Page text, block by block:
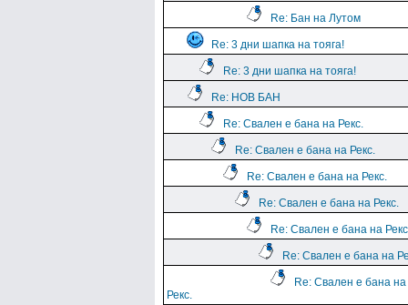
Re: Бан на Лутом
Re: 3 дни шапка на тояга!
Re: 3 дни шапка на тояга!
Re: НОВ БАН
Re: Свален е бана на Рекс.
Re: Свален е бана на Рекс.
Re: Свален е бана на Рекс.
Re: Свален е бана на Рекс.
Re: Свален е бана на
Re: Свален е бана на
Re: Свален е бана на
Рекс.